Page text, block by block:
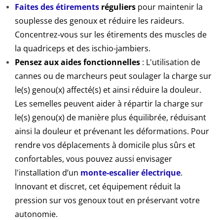
Faites des étirements réguliers pour maintenir la
souplesse des genoux et réduire les raideurs.
Concentrez-vous sur les étirements des muscles de
la quadriceps et des ischio-jambiers.
Pensez aux aides fonctionnelles : L'utilisation de
cannes ou de marcheurs peut soulager la charge sur
le(s) genou(x) affecté(s) et ainsi réduire la douleur.
Les semelles peuvent aider à répartir la charge sur
le(s) genou(x) de manière plus équilibrée, réduisant
ainsi la douleur et prévenant les déformations. Pour
rendre vos déplacements à domicile plus sûrs et
confortables, vous pouvez aussi envisager
l'installation d’un monte-escalier électrique.
Innovant et discret, cet équipement réduit la
pression sur vos genoux tout en préservant votre
autonomie.